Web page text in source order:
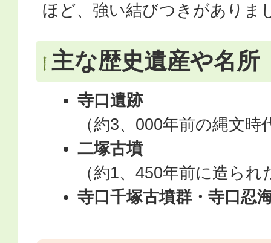
ほど、強い結びつきがありま
主な歴史遺産や名所
寺口遺跡
（約3、000年前の縄文時
二塚古墳
（約1、450年前に造ら
寺口千塚古墳群・寺口忍